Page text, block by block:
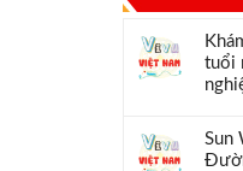
tuổi
Sun